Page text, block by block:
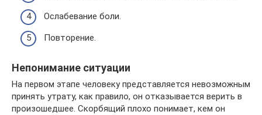
Ослабевание боли.
Повторение.
Непонимание ситуации
На первом этапе человеку представляется невозможным
принять утрату, как правило, он отказывается верить в
произошедшее. Скорбящий плохо понимает, кем он